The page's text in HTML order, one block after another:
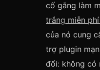
cố gắng làm
trắng miễn
của nó cung
trợ plugin
đổi: không có